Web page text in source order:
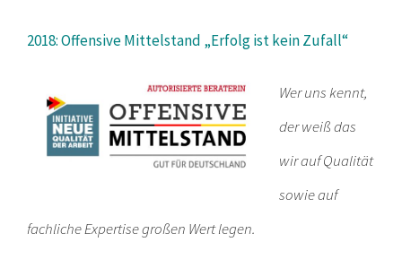
2018: Offensive Mittelstand „Erfolg ist kein Zufall“
Wer uns kennt,
der weiß das
wir auf Qualität
sowie auf
fachliche Expertise großen Wert legen.